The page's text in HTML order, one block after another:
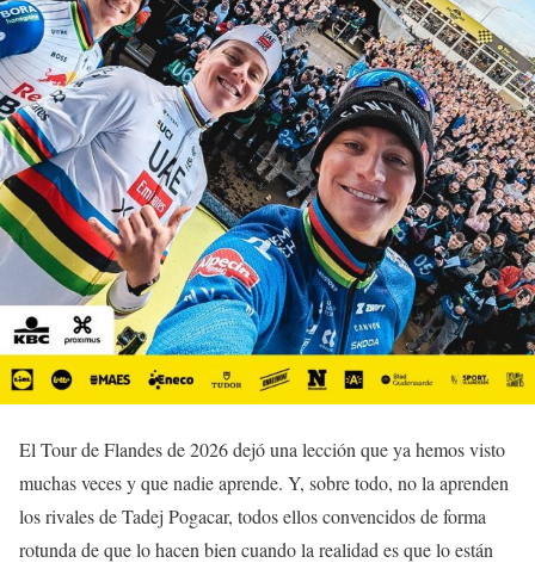
El Tour de Flandes de 2026 dejó una lección que ya hemos visto
muchas veces y que nadie aprende. Y, sobre todo, no la aprenden
los rivales de Tadej Pogacar, todos ellos convencidos de forma
rotunda de que lo hacen bien cuando la realidad es que lo están